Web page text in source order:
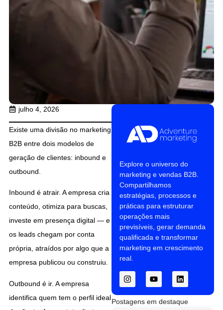
julho 4, 2026
Existe uma divisão no marketing
B2B entre dois modelos de
geração de clientes: inbound e
outbound.
Inbound é atrair. A empresa cria
conteúdo, otimiza para buscas,
investe em presença digital — e
os leads chegam por conta
própria, atraídos por algo que a
empresa publicou ou construiu.
Outbound é ir. A empresa
identifica quem tem o perfil ideal
Explore o universo do
marketing e vendas B2B.
Compartilhamos
estratégias, processos e
práticas para estruturar
operações mais
previsíveis, gerar demanda
qualificada e transformar
marketing em crescimento
real.
Postagens em destaque